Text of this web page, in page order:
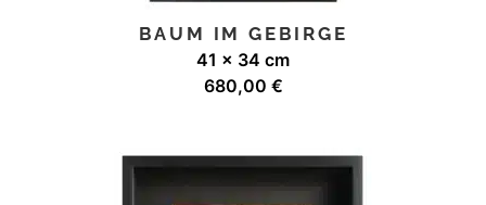
BAUM IM GEBIRGE
41 x 34 cm
680,00 €